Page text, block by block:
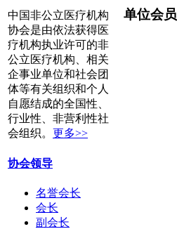
中国非公立医疗机构
协会是由依法获得医
疗机构执业许可的非
公立医疗机构、相关
企事业单位和社会团
体等有关组织和个人
自愿结成的全国性、
行业性、非营利性社
会组织。 更多>>
协会领导
名誉会长
会长
副会长
单位会员